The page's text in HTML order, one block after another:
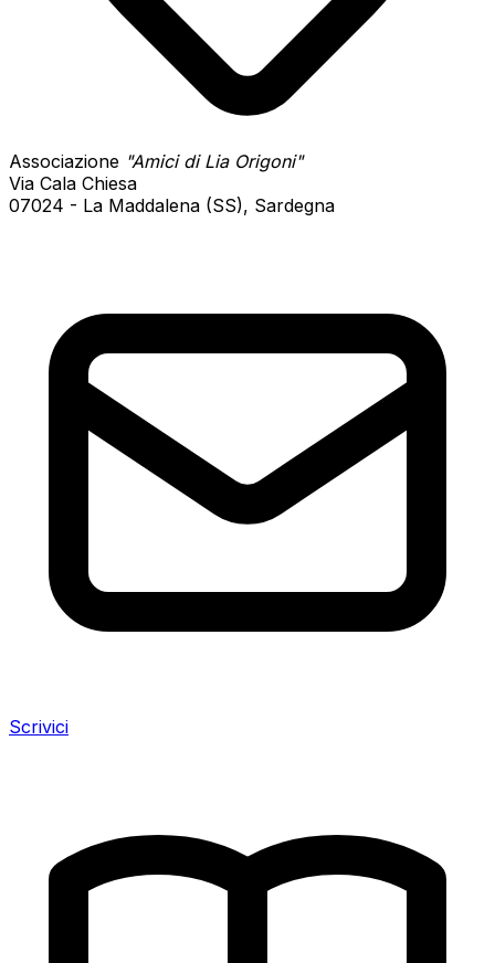
Associazione "Amici di Lia Origoni"
Via Cala Chiesa
07024 - La Maddalena (SS), Sardegna
Scrivici